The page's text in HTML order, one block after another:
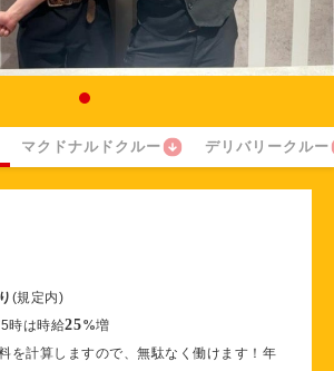
マクドナルドクルー デリバリークルー
(規定内)
時は時給25%増
を計算しますので、無駄なく働けます！年